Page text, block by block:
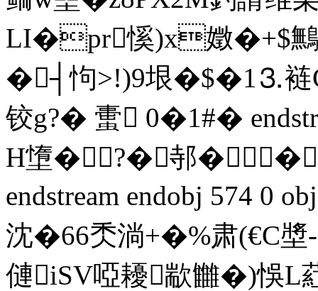
LI�pr慀)x嬍�+$鷡
�┤怐>!)9垠�$�1⒊
铰g?� 蟗 0�1#�
H墯�?�邿
endstream endobj 574 0
沈�66秂淌+�%肃(€C墏
僆iSV啞耰歂雦�)悞L葒